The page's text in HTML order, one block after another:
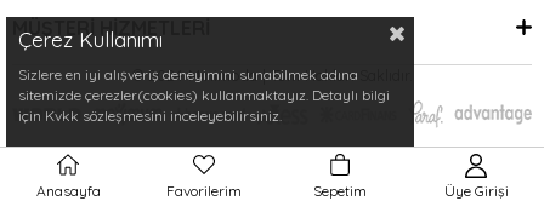
MÜŞTERİ HİZMETLERİ
© 2024 Minimoda | Tüm Hakları Saklıdır.
Çerez Kullanımı
Sizlere en iyi alışveriş deneyimini sunabilmek adına
sitemizde çerezler(cookies) kullanmaktayız. Detaylı bilgi
için Kvkk sözleşmesini inceleyebilirsiniz.
Anasayfa Favorilerim Sepetim Üye Girişi